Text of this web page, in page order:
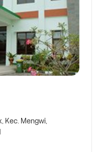
Kec. Mengwi,